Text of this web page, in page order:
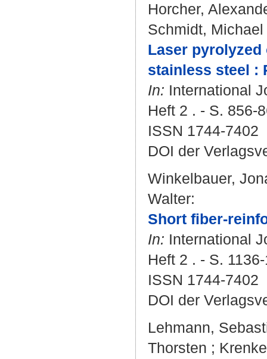
Horcher,
Schmidt, Michael
Laser pyrolyzed
stainless steel :
In: International
Heft 2 . - S. 856-
ISSN 1744-7402
DOI der
Winkelbauer,
Walter:
Short fiber-
In: International
Heft 2 . - S.
ISSN 1744-7402
DOI der
Lehmann,
Thorsten ;